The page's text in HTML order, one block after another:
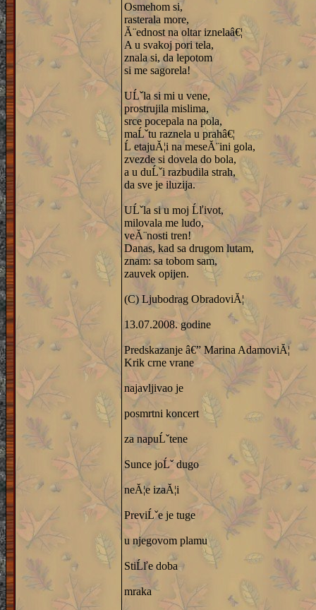
Osmehom si,
rasterala more,
Ă¨ednost na oltar iznelaâ€¦
A u svakoj pori tela,
znala si, da lepotom
si me sagorela!
UĹˇla si mi u vene,
prostrujila mislima,
srce pocepala na pola,
maĹˇtu raznela u prahâ€¦
Ĺ etajuĂ¦i na meseĂ¨ini gola,
zvezde si dovela do bola,
a u duĹˇi razbudila strah,
da sve je iluzija.
UĹˇla si u moj Ĺľivot,
milovala me ludo,
veĂ¨nosti tren!
Danas, kad sa drugom lutam,
znam: sa tobom sam,
zauvek opijen.
(C) Ljubodrag ObradoviĂ¦
13.07.2008. godine
Predskazanje â€” Marina AdamoviĂ¦
Krik crne vrane
najavljivao je
posmrtni koncert
za napuĹˇtene
Sunce joĹˇ dugo
neĂ¦e izaĂ¦i
PreviĹˇe je tuge
u njegovom plamu
StiĹľe doba
mraka